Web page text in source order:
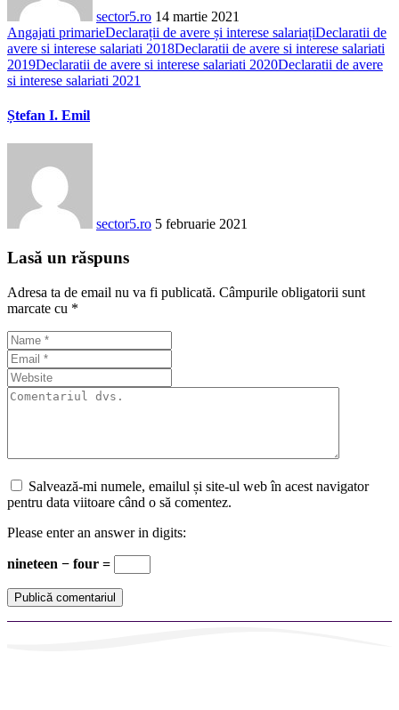
sector5.ro 14 martie 2021
Angajati primarieDeclarații de avere și interese salariațiDeclaratii de
avere si interese salariati 2018Declaratii de avere si interese salariati
2019Declaratii de avere si interese salariati 2020Declaratii de avere
si interese salariati 2021
Ștefan I. Emil
sector5.ro 5 februarie 2021
Lasă un răspuns
Adresa ta de email nu va fi publicată. Câmpurile obligatorii sunt
marcate cu *
Salvează-mi numele, emailul și site-ul web în acest navigator
pentru data viitoare când o să comentez.
Please enter an answer in digits:
nineteen − four =